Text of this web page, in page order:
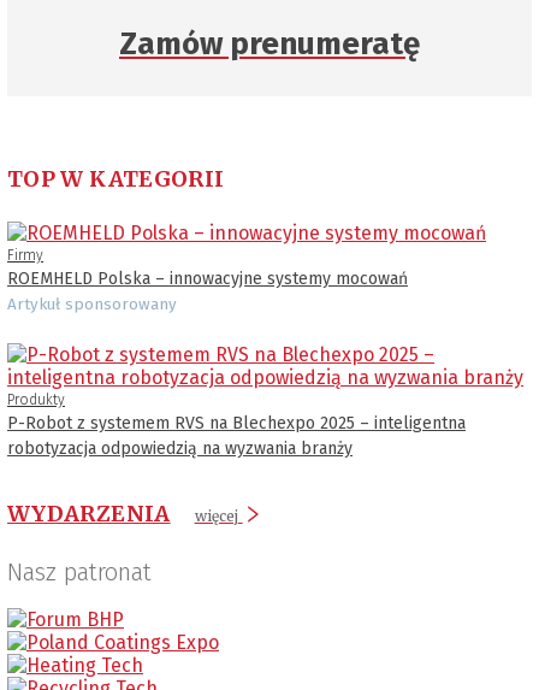
Zamów prenumeratę
TOP W KATEGORII
Firmy
ROEMHELD Polska – innowacyjne systemy mocowań
Artykuł sponsorowany
Produkty
P-Robot z systemem RVS na Blechexpo 2025 – inteligentna
robotyzacja odpowiedzią na wyzwania branży
WYDARZENIA więcej
Nasz patronat